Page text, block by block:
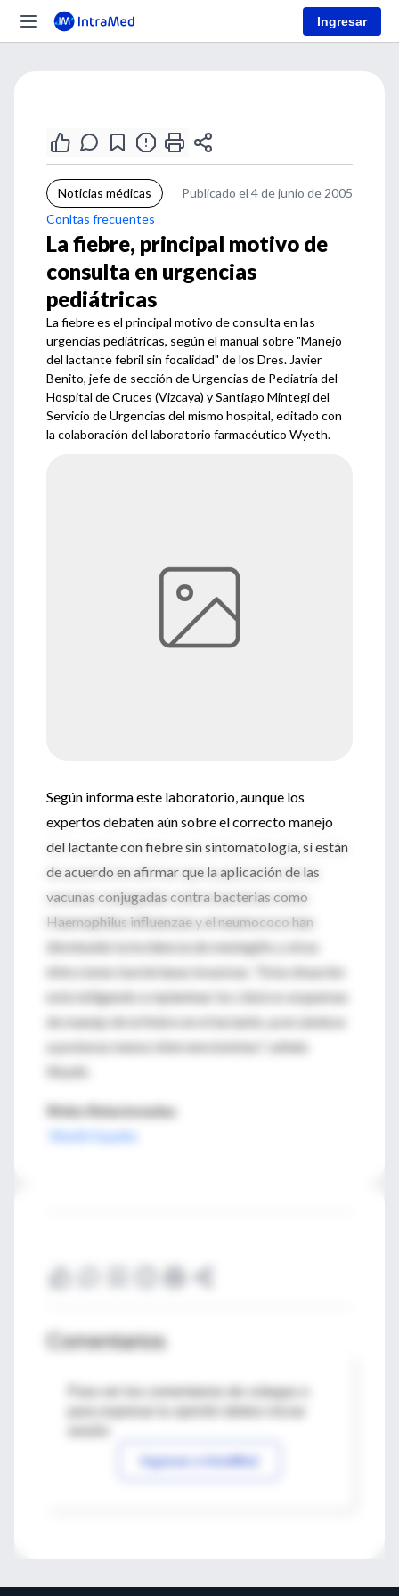
Ingresar
Noticias médicas
Publicado el 4 de junio de 2005
Conltas frecuentes
La fiebre, principal motivo de
consulta en urgencias
pediátricas
La fiebre es el principal motivo de consulta en las
urgencias pediátricas, según el manual sobre "Manejo
del lactante febril sin focalidad" de los Dres. Javier
Benito, jefe de sección de Urgencias de Pediatría del
Hospital de Cruces (Vizcaya) y Santiago Mintegi del
Servicio de Urgencias del mismo hospital, editado con
la colaboración del laboratorio farmacéutico Wyeth.
Según informa este laboratorio, aunque los
expertos debaten aún sobre el correcto manejo
del lactante con fiebre sin sintomatología, sí están
de acuerdo en afirmar que la aplicación de las
vacunas conjugadas contra bacterias como
Haemophilus influenzae y el neumococo han
disminuido la incidencia de meningitis y otras
infecciones bacterianas invasivas. "Esta situación
está obligando a replantear los clásicos esquemas
de manejo de la fiebre en el lactante, acercándose
a posturas menos intervencionistas", señala
Wyeth.
Webs Relacionadas
Wyeth España
Comentarios
Para ver los comentarios de colegas o
Ingresar a IntraMed